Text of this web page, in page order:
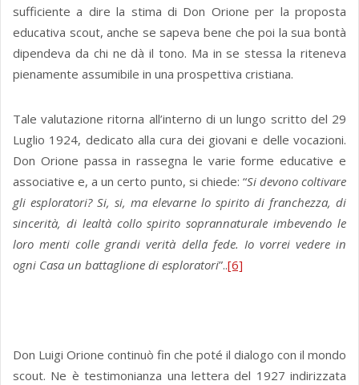
sufficiente a dire la stima di Don Orione per la proposta
educativa scout, anche se sapeva bene che poi la sua bontà
dipendeva da chi ne dà il tono. Ma in se stessa la riteneva
pienamente assumibile in una prospettiva cristiana.
Tale valutazione ritorna all’interno di un lungo scritto del 29
Luglio 1924, dedicato alla cura dei giovani e delle vocazioni.
Don Orione passa in rassegna le varie forme educative e
associative e, a un certo punto, si chiede: “Si devono coltivare
gli esploratori? Si, si, ma elevarne lo spirito di franchezza, di
sincerità, di lealtà collo spirito soprannaturale imbevendo le
loro menti colle grandi verità della fede. Io vorrei vedere in
ogni Casa un battaglione di esploratori”..[6]
Don Luigi Orione continuò fin che poté il dialogo con il mondo
scout. Ne è testimonianza una lettera del 1927 indirizzata